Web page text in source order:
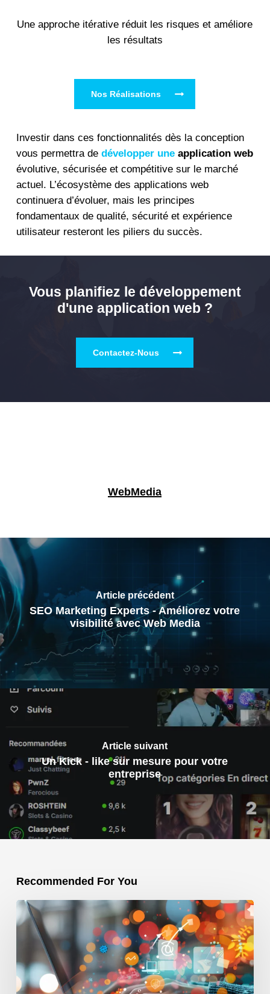
Une approche itérative réduit les risques et améliore
les résultats
Nos Réalisations
Investir dans ces fonctionnalités dès la conception
vous permettra de développer une application web
évolutive, sécurisée et compétitive sur le marché
actuel. L’écosystème des applications web
continuera d’évoluer, mais les principes
fondamentaux de qualité, sécurité et expérience
utilisateur resteront les piliers du succès.
Vous planifiez le développement
d'une application web ?
Contactez-Nous
WebMedia
Article précédent
SEO Marketing Experts - Améliorez votre
visibilité avec Web Media
Article suivant
Un Kick - like sur mesure pour votre
entreprise
Recommended For You
Comment
une
agence
marketing
Tunisie